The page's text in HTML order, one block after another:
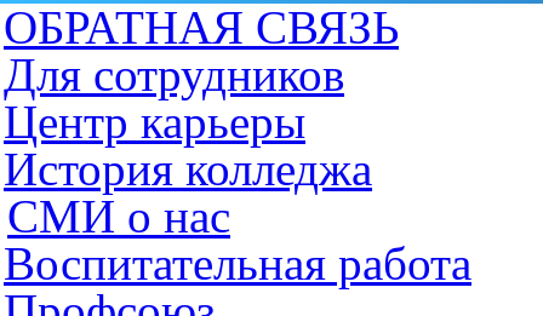
ОБРАТНАЯ СВЯЗЬ
Для сотрудников
Центр карьеры
История колледжа
СМИ о нас
Воспитательная работа